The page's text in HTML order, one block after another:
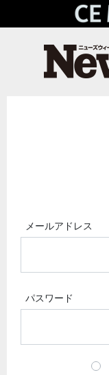
メールアドレス
パスワード